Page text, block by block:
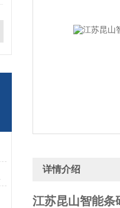
详情介绍
江苏昆山智能条